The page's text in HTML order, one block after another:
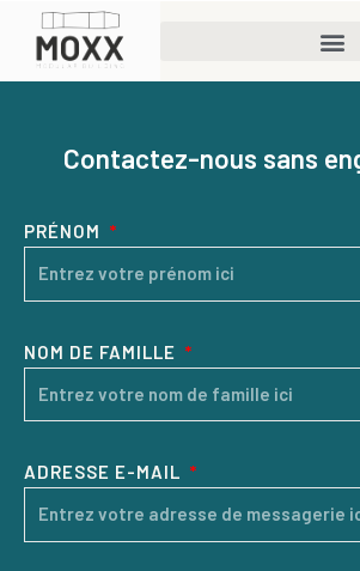
Contactez-nous sans
PRÉNOM
NOM DE FAMILLE
ADRESSE E-MAIL